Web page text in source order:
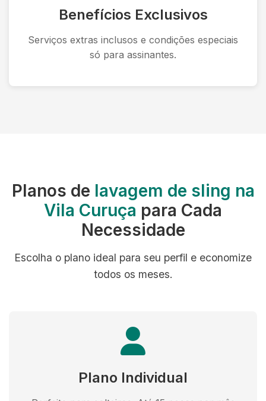
Benefícios Exclusivos
Serviços extras inclusos e condições especiais
só para assinantes.
Planos de lavagem de sling na
Vila Curuça para Cada
Necessidade
Escolha o plano ideal para seu perfil e economize
todos os meses.
Plano Individual